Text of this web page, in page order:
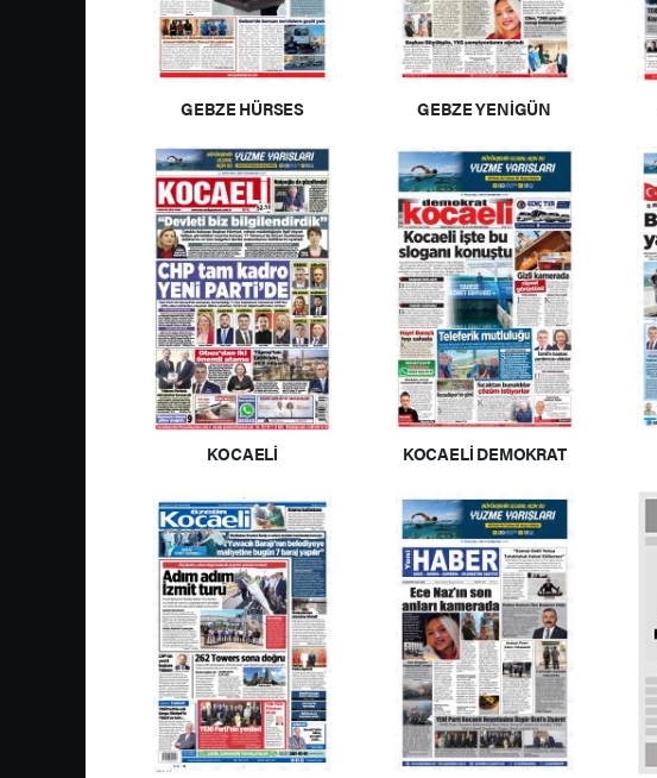
GEBZE HÜRSES GEBZE YENİGÜN
KOCAELİ KOCAELİ DEMOKRAT